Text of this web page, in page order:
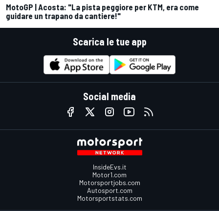
MotoGP | Acosta: "La pista peggiore per KTM, era come
guidare un trapano da cantiere!"
Scarica le tue app
Social media
InsideEvs.it
Motor1.com
Motorsportjobs.com
Autosport.com
Motorsportstats.com